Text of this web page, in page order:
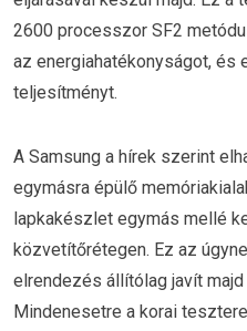
2600 processzor SF2
az energiahatékonyságot, és
teljesítményt.
A Samsung a hírek szerint
egymásra épülő
lapkakészlet egymás mellé
közvetítőrétegen. Ez az
elrendezés állítólag javít
Mindenesetre a korai